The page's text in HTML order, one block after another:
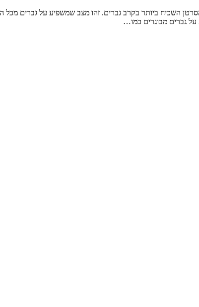
השכיח ביותר בקרב גברים. זהו מצב שמשפיע על גברים מכל
על גברים מבוגרים כמו…